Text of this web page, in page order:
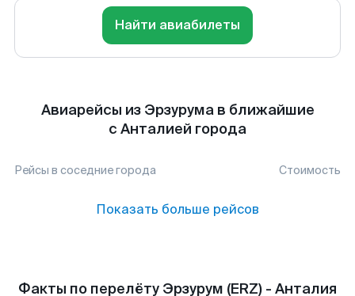
Найти авиабилеты
Авиарейсы из Эрзурума в ближайшие
с Анталией города
Рейсы в соседние города Стоимость
Показать больше рейсов
Факты по перелёту Эрзурум (ERZ) - Анталия